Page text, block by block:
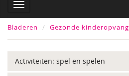
Bladeren Gezonde kinderopvang
Activiteiten: spel en spelen